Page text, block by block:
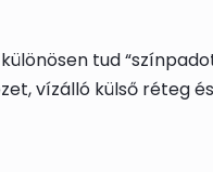
tud
vízálló külső réteg